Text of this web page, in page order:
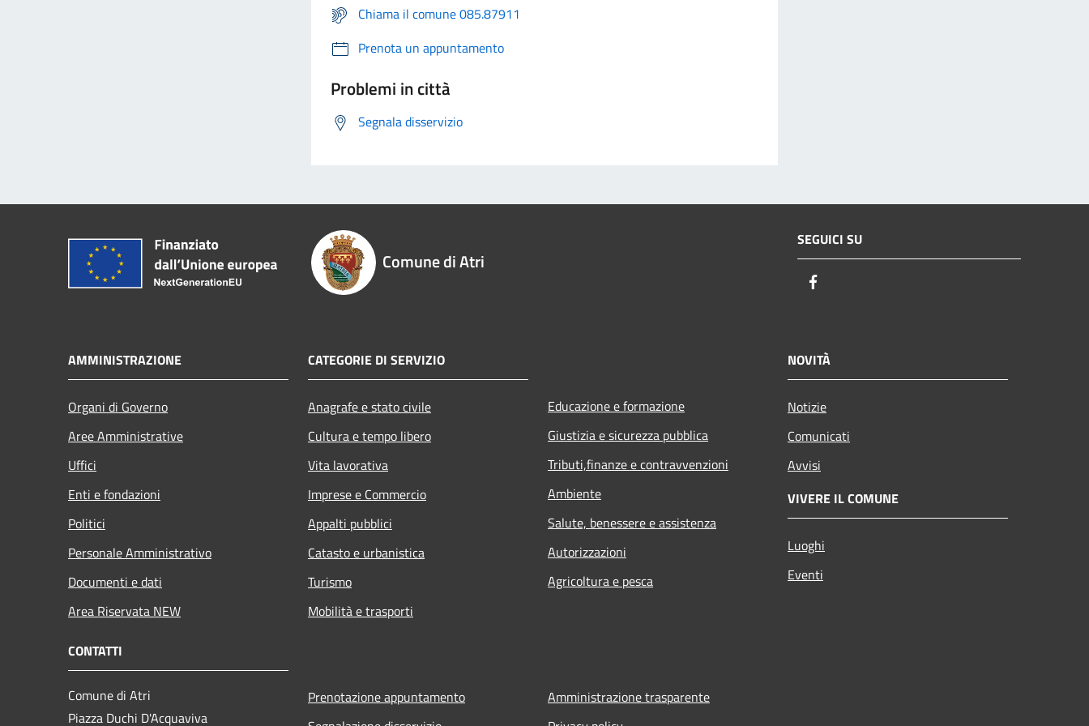
Chiama il comune 085.87911
Prenota un appuntamento
Problemi in città
Segnala disservizio
Comune di Atri
SEGUICI SU
AMMINISTRAZIONE
Organi di Governo
Aree Amministrative
Uffici
Enti e fondazioni
Politici
Personale Amministrativo
Documenti e dati
Area Riservata NEW
CATEGORIE DI SERVIZIO
Anagrafe e stato civile
Cultura e tempo libero
Vita lavorativa
Imprese e Commercio
Appalti pubblici
Catasto e urbanistica
Turismo
Mobilità e trasporti
Educazione e formazione
Giustizia e sicurezza pubblica
Tributi,finanze e contravvenzioni
Ambiente
Salute, benessere e assistenza
Autorizzazioni
Agricoltura e pesca
NOVITÀ
Notizie
Comunicati
Avvisi
VIVERE IL COMUNE
Luoghi
Eventi
CONTATTI
Comune di Atri
Piazza Duchi D'Acquaviva
Prenotazione appuntamento
Amministrazione trasparente